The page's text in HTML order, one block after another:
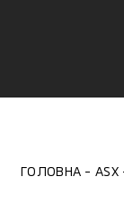
ГОЛОВНА ASX